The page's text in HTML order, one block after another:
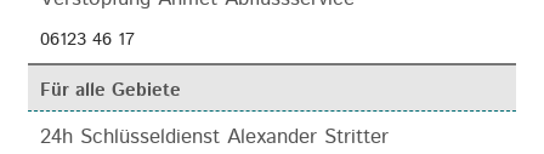
06123 46 17
Für alle Gebiete
24h Schlüsseldienst Alexander Stritter